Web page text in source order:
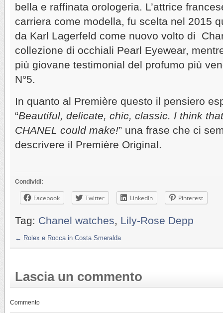
bella e raffinata orologeria. L’attrice
carriera come modella, fu scelta nel 2015
da Karl Lagerfeld come nuovo volto di
collezione di occhiali Pearl Eyewear,
più giovane testimonial del profumo più
N°5.
In quanto al Première questo il pensiero
“Beautiful, delicate, chic, classic. I think
CHANEL could make!” una frase che ci
descrivere il Première Original.
Condividi:
Facebook Twitter LinkedIn Pinterest
Tag: Chanel watches Lily-Rose Depp
← Rolex e Rocca in Costa Smeralda
Lascia un commento
Commento